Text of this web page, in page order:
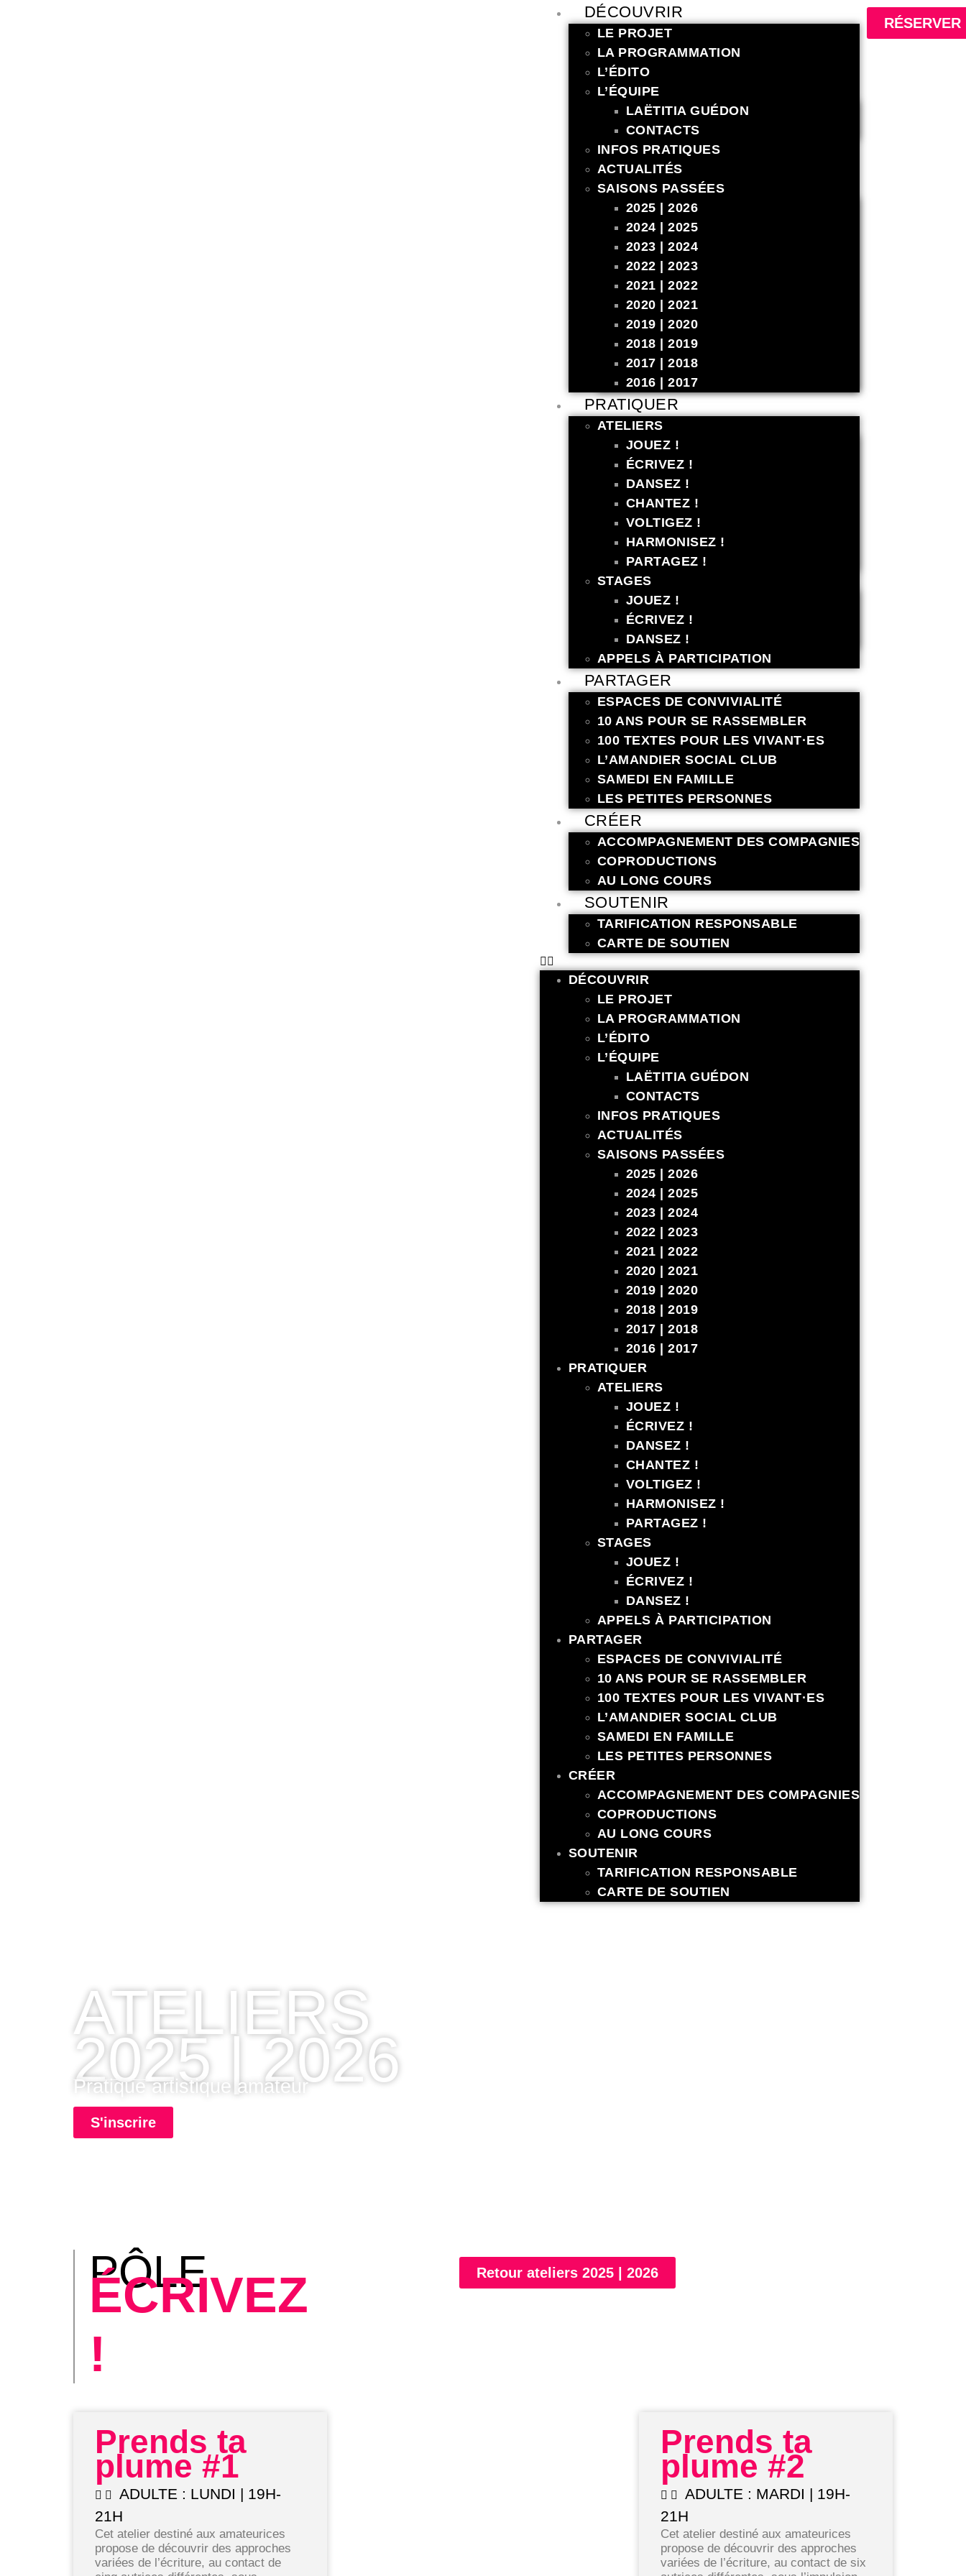
DÉCOUVRIR
LE PROJET
LA PROGRAMMATION
L’ÉDITO
L’ÉQUIPE
LAËTITIA GUÉDON
CONTACTS
INFOS PRATIQUES
ACTUALITÉS
SAISONS PASSÉES
2025 | 2026
2024 | 2025
2023 | 2024
2022 | 2023
2021 | 2022
2020 | 2021
2019 | 2020
2018 | 2019
2017 | 2018
2016 | 2017
PRATIQUER
ATELIERS
JOUEZ !
ÉCRIVEZ !
DANSEZ !
CHANTEZ !
VOLTIGEZ !
HARMONISEZ !
PARTAGEZ !
STAGES
JOUEZ !
ÉCRIVEZ !
DANSEZ !
APPELS À PARTICIPATION
PARTAGER
ESPACES DE CONVIVIALITÉ
10 ANS POUR SE RASSEMBLER
100 TEXTES POUR LES VIVANT·ES
L’AMANDIER SOCIAL CLUB
SAMEDI EN FAMILLE
LES PETITES PERSONNES
CRÉER
ACCOMPAGNEMENT DES COMPAGNIES
COPRODUCTIONS
AU LONG COURS
SOUTENIR
TARIFICATION RESPONSABLE
CARTE DE SOUTIEN
DÉCOUVRIR
LE PROJET
LA PROGRAMMATION
L’ÉDITO
L’ÉQUIPE
LAËTITIA GUÉDON
CONTACTS
INFOS PRATIQUES
ACTUALITÉS
SAISONS PASSÉES
2025 | 2026
2024 | 2025
2023 | 2024
2022 | 2023
2021 | 2022
2020 | 2021
2019 | 2020
2018 | 2019
2017 | 2018
2016 | 2017
PRATIQUER
ATELIERS
JOUEZ !
ÉCRIVEZ !
DANSEZ !
CHANTEZ !
VOLTIGEZ !
HARMONISEZ !
PARTAGEZ !
STAGES
JOUEZ !
ÉCRIVEZ !
DANSEZ !
APPELS À PARTICIPATION
PARTAGER
ESPACES DE CONVIVIALITÉ
10 ANS POUR SE RASSEMBLER
100 TEXTES POUR LES VIVANT·ES
L’AMANDIER SOCIAL CLUB
SAMEDI EN FAMILLE
LES PETITES PERSONNES
CRÉER
ACCOMPAGNEMENT DES COMPAGNIES
COPRODUCTIONS
AU LONG COURS
SOUTENIR
TARIFICATION RESPONSABLE
CARTE DE SOUTIEN
RÉSERVER
ATELIERS
2025 | 2026
Pratique artistique amateur
S'inscrire
PÔLE
ÉCRIVEZ
!
Retour ateliers 2025 | 2026
Prends ta
plume #1
ADULTE : LUNDI | 19H-
21H
Cet atelier destiné aux amateurices
propose de découvrir des approches
variées de l’écriture, au contact de
Prends ta
plume #2
ADULTE : MARDI | 19H-
21H
Cet atelier destiné aux amateurices
propose de découvrir des approches
variées de l’écriture, au contact de six